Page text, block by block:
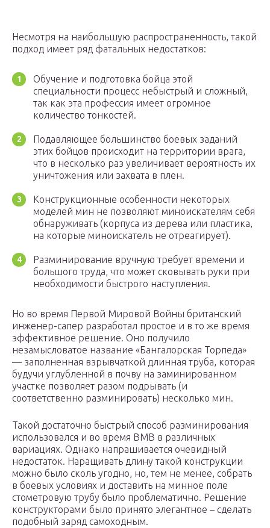
Несмотря на наибольшую распространенность, такой
подход имеет ряд фатальных недостатков:
Обучение и подготовка бойца этой
специальности процесс небыстрый и сложный,
так как эта профессия имеет огромное
количество тонкостей.
Подавляющее большинство боевых заданий
этих бойцов происходит на территории врага,
что в несколько раз увеличивает вероятность их
уничтожения или захвата в плен.
Конструкционные особенности некоторых
моделей мин не позволяют миноискателям себя
обнаруживать (корпуса из дерева или пластика,
на которые миноискатель не отреагирует).
Разминирование вручную требует времени и
большого труда, что может сковывать руки при
необходимости быстрого наступления.
Но во время Первой Мировой Войны британский
инженер-сапер разработал простое и в то же время
эффективное решение. Оно получило
незамысловатое название «Бангалорская Торпеда»
— заполненная взрывчаткой длинная труба, которая
будучи углубленной в почву на заминированном
участке позволяет разом подрывать (и
соответственно разминировать) несколько мин.
Такой достаточно быстрый способ разминирования
использовался и во время ВМВ в различных
вариациях. Однако напрашивается очевидный
недостаток. Наращивать длину такой конструкции
можно было сколь угодно, но, тем не менее, собрать
в боевых условиях и доставить на минное поле
стометровую трубу было проблематично. Решение
конструкторами было принято элегантное – сделать
подобный заряд самоходным.